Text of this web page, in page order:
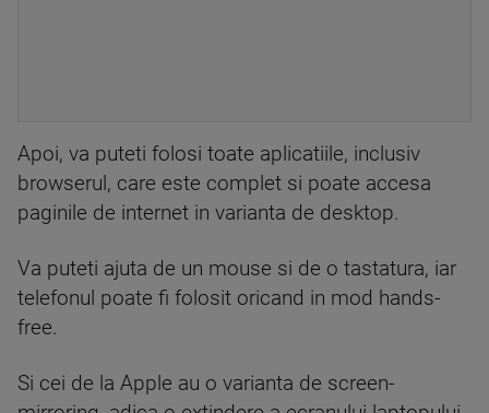
Apoi, va puteti folosi toate aplicatiile, inclusiv
browserul, care este complet si poate accesa
paginile de internet in varianta de desktop.
Va puteti ajuta de un mouse si de o tastatura, iar
telefonul poate fi folosit oricand in mod hands-
free.
Si cei de la Apple au o varianta de screen-